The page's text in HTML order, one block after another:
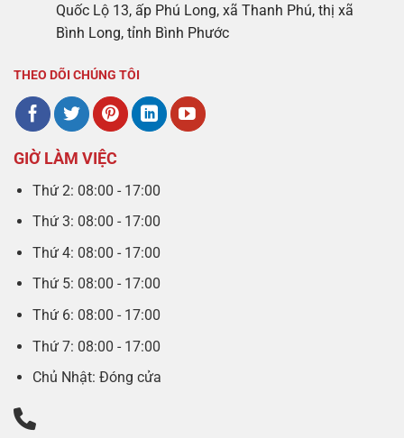
Quốc Lộ 13, ấp Phú Long, xã Thanh Phú, thị xã
Bình Long, tỉnh Bình Phước
THEO DÕI CHÚNG TÔI
GIỜ LÀM VIỆC
Thứ 2: 08:00 - 17:00
Thứ 3: 08:00 - 17:00
Thứ 4: 08:00 - 17:00
Thứ 5: 08:00 - 17:00
Thứ 6: 08:00 - 17:00
Thứ 7: 08:00 - 17:00
Chủ Nhật: Đóng cửa